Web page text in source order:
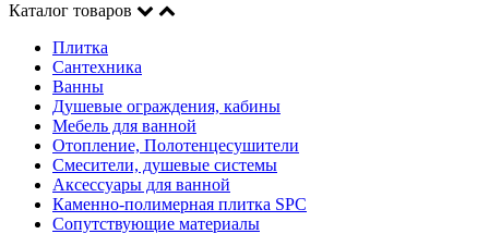
Каталог товаров
Плитка
Сантехника
Ванны
Душевые ограждения, кабины
Мебель для ванной
Отопление, Полотенцесушители
Смесители, душевые системы
Аксессуары для ванной
Каменно-полимерная плитка SPC
Сопутствующие материалы